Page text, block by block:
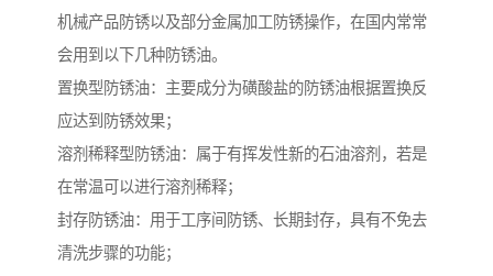
机械产品防锈以及部分金属加工防锈操作，在国内常常
会用到以下几种防锈油。
置换型防锈油：主要成分为磺酸盐的防锈油根据置换反
应达到防锈效果；
溶剂稀释型防锈油：属于有挥发性新的石油溶剂，若是
在常温可以进行溶剂稀释；
封存防锈油：用于工序间防锈、长期封存，具有不免去
清洗步骤的功能；